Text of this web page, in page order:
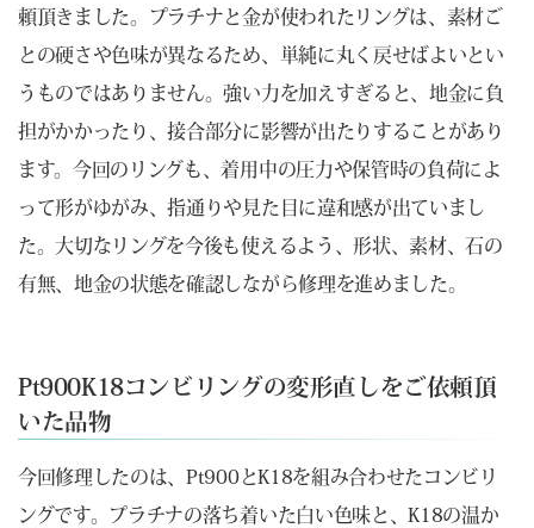
頼頂きました。プラチナと金が使われたリングは、素材ご
との硬さや色味が異なるため、単純に丸く戻せばよいとい
うものではありません。強い力を加えすぎると、地金に負
担がかかったり、接合部分に影響が出たりすることがあり
ます。今回のリングも、着用中の圧力や保管時の負荷によ
って形がゆがみ、指通りや見た目に違和感が出ていまし
た。大切なリングを今後も使えるよう、形状、素材、石の
有無、地金の状態を確認しながら修理を進めました。
Pt900K18コンビリングの変形直しをご依頼頂
いた品物
今回修理したのは、Pt900とK18を組み合わせたコンビリ
ングです。プラチナの落ち着いた白い色味と、K18の温か